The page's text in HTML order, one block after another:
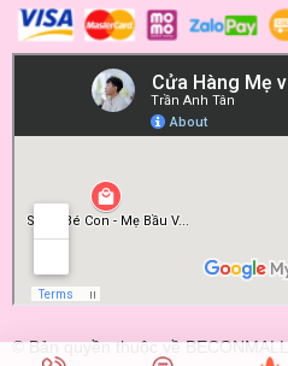
© Bản quyền thuộc về